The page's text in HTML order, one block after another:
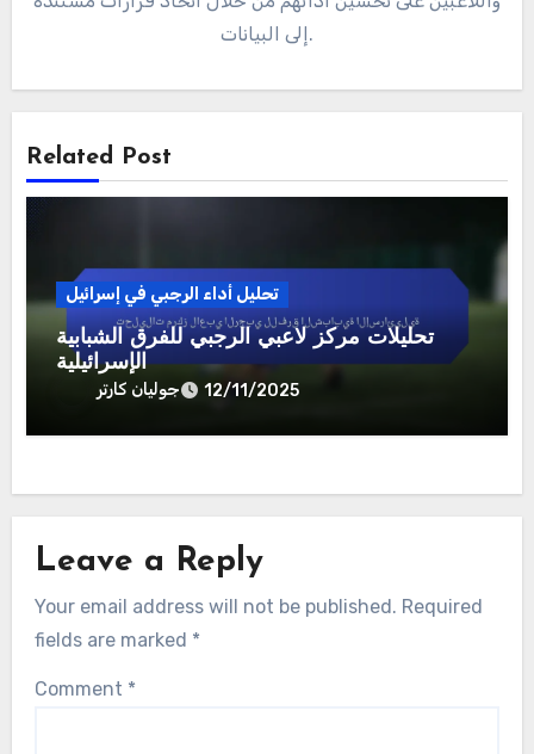
إلى البيانات.
Related Post
تحليل أداء الرجبي في إسرائيل
تحليلات مركز لاعبي الرجبي للفرق الشبابية
الإسرائيلية
جوليان كارتر 12/11/2025
Leave a Reply
Your email address will not be published. Required
fields are marked *
Comment *